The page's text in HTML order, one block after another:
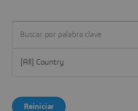
BUSCAR POR PALABRA CLAVE
Reiniciar